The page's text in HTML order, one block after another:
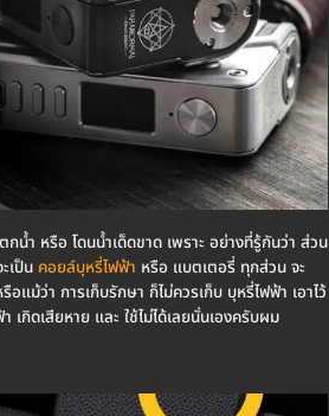
น้ำ หรือ โดนน้ำเด็ดขาด เพราะ อย่างที่รู้กันว่า ส่วน
เป็น คอยล์บุหรี่ไฟฟ้า หรือ แบตเตอรี่ ทุกส่วน จะ
ม้ว่า การเก็บรักษา ก็ไม่ควรเก็บ บุหรี่ไฟฟ้า เอาไว้
กิดเสียหาย และ ใช้ไม่ได้เลยนั่นเองครับผม